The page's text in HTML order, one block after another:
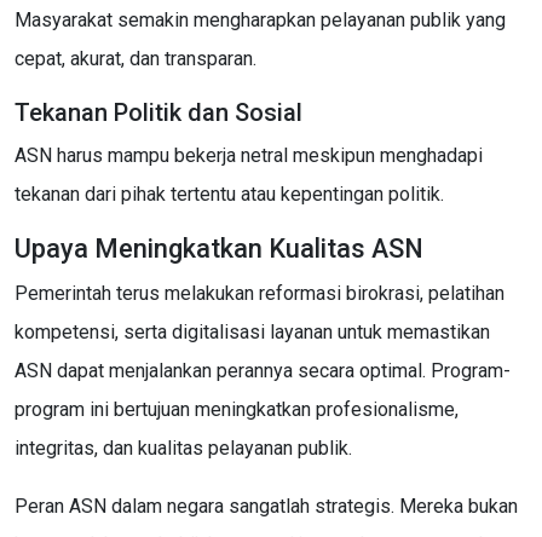
Masyarakat semakin mengharapkan pelayanan publik yang
cepat, akurat, dan transparan.
Tekanan Politik dan Sosial
ASN harus mampu bekerja netral meskipun menghadapi
tekanan dari pihak tertentu atau kepentingan politik.
Upaya Meningkatkan Kualitas ASN
Pemerintah terus melakukan reformasi birokrasi, pelatihan
kompetensi, serta digitalisasi layanan untuk memastikan
ASN dapat menjalankan perannya secara optimal. Program-
program ini bertujuan meningkatkan profesionalisme,
integritas, dan kualitas pelayanan publik.
Peran ASN dalam negara sangatlah strategis. Mereka bukan